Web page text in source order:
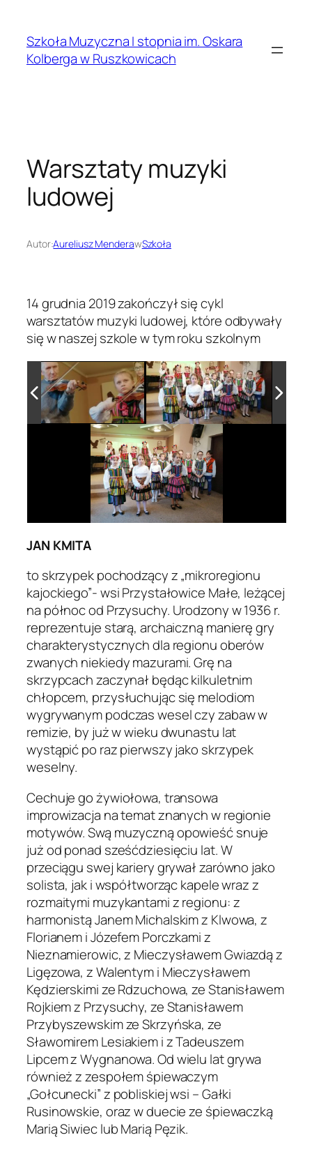
treściSzkoła Muzyczna I stopnia im. Oskara
Kolberga w Ruszkowicach
Warsztaty muzyki
ludowej
Autor:Aureliusz MenderawSzkoła
14 grudnia 2019 zakończył się cykl
warsztatów muzyki ludowej, które odbywały
się w naszej szkole w tym roku szkolnym
JAN KMITA
to skrzypek pochodzący z „mikroregionu
kajockiego”- wsi Przystałowice Małe, leżącej
na północ od Przysuchy. Urodzony w 1936 r.
reprezentuje starą, archaiczną manierę gry
charakterystycznych dla regionu oberów
zwanych niekiedy mazurami. Grę na
skrzypcach zaczynał będąc kilkuletnim
chłopcem, przysłuchując się melodiom
wygrywanym podczas wesel czy zabaw w
remizie, by już w wieku dwunastu lat
wystąpić po raz pierwszy jako skrzypek
weselny.
Cechuje go żywiołowa, transowa
improwizacja na temat znanych w regionie
motywów. Swą muzyczną opowieść snuje
już od ponad sześćdziesięciu lat. W
przeciągu swej kariery grywał zarówno jako
solista, jak i współtworząc kapele wraz z
rozmaitymi muzykantami z regionu: z
harmonistą Janem Michalskim z Klwowa, z
Florianem i Józefem Porczkami z
Nieznamierowic, z Mieczysławem Gwiazdą z
Ligęzowa, z Walentym i Mieczysławem
Kędzierskimi ze Rdzuchowa, ze Stanisławem
Rojkiem z Przysuchy, ze Stanisławem
Przybyszewskim ze Skrzyńska, ze
Sławomirem Lesiakiem i z Tadeuszem
Lipcem z Wygnanowa. Od wielu lat grywa
również z zespołem śpiewaczym
„Gołcunecki” z pobliskiej wsi – Gałki
Rusinowskie, oraz w duecie ze śpiewaczką
Marią Siwiec lub Marią Pęzik.